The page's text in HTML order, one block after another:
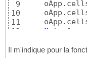
9
10
11
12
14
Set
oApp
Il m'indique pour la